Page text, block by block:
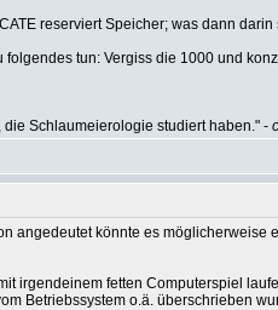
reserviert Speicher; was dann darin
folgendes tun: Vergiss die 1000 und
Schlaumeierologie studiert haben." -
angedeutet könnte es
irgendeinem fetten Computerspiel
Betriebssystem o.ä. überschrieben